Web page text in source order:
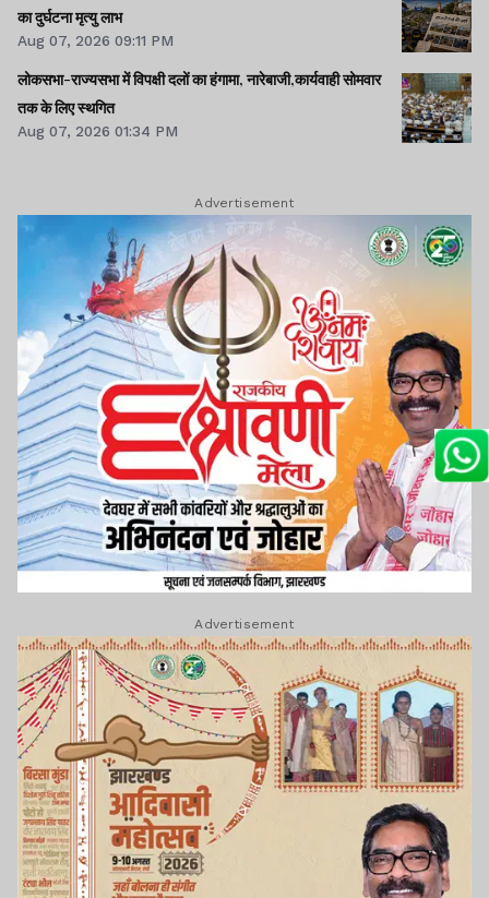
का दुर्घटना मृत्यु लाभ
Aug 07, 2026 09:11 PM
लोकसभा-राज्यसभा में विपक्षी दलों का हंगामा, नारेबाजी,कार्यवाही सोमवार
तक के लिए स्थगित
Aug 07, 2026 01:34 PM
Advertisement
Advertisement